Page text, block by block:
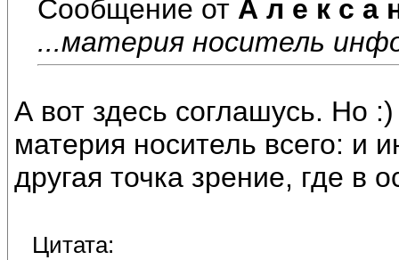
Сообщение от А л е к с а
...материя носитель
А вот здесь соглашусь. Но
материя носитель всего: и
другая точка зрение, где в
Цитата: